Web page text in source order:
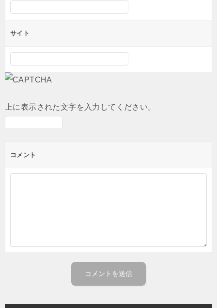
サイト
上に表示された文字を入力してください。
コメント